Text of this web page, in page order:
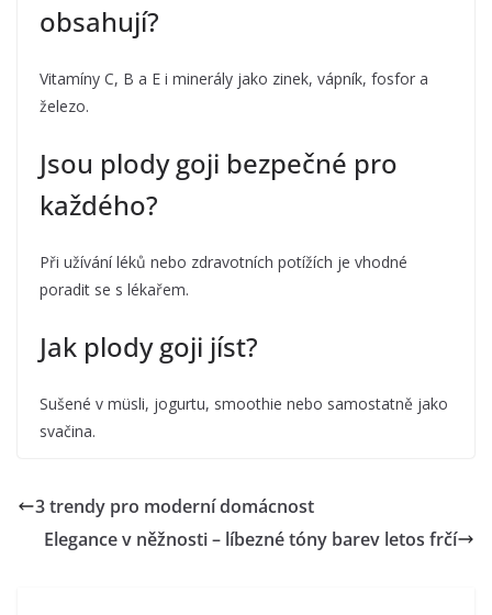
obsahují?
Vitamíny C, B a E i minerály jako zinek, vápník, fosfor a
železo.
Jsou plody goji bezpečné pro
každého?
Při užívání léků nebo zdravotních potížích je vhodné
poradit se s lékařem.
Jak plody goji jíst?
Sušené v müsli, jogurtu, smoothie nebo samostatně jako
svačina.
3 trendy pro moderní domácnost
Elegance v něžnosti – líbezné tóny barev letos frčí